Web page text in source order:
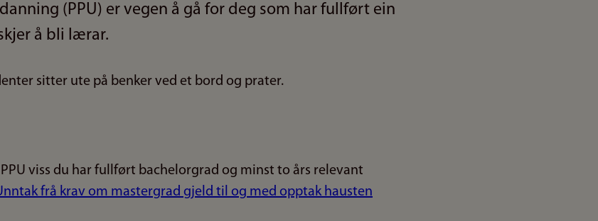
(PPU) er vegen å gå for deg som har fullført ein
å bli lærar.
viss du har fullført bachelorgrad og minst to års relevant
frå krav om mastergrad gjeld til og med opptak hausten